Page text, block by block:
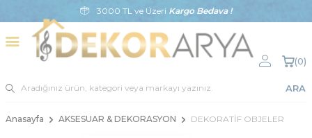
3000 TL ve Üzeri Kargo Bedava !
ARA
(0)
Anasayfa AKSESUAR & DEKORASYON DEKORATİF OBJELER